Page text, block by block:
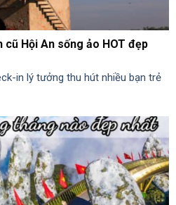
Hội An sống ảo HOT đẹp
in lý tưởng thu hút nhiều bạn trẻ